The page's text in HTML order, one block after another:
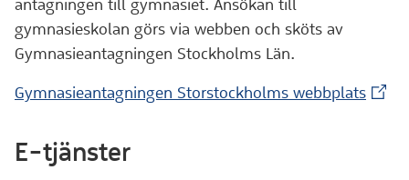
antagningen till gymnasiet. Ansökan till
gymnasieskolan görs via webben och sköts av
Gymnasieantagningen Stockholms Län.
Gymnasieantagningen Storstockholms webbplats
E-tjänster